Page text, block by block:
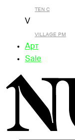
TEN C
V
VILLAGE PM
Арт
Sale